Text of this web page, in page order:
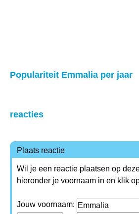
Populariteit Emmalia per jaar
reacties
Plaats reactie
Wil je een reactie plaatsen op
hieronder je voornaam in en klik
Jouw voornaam: